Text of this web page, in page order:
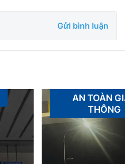
Gửi bình luận
AN TOÀN
THÔNG